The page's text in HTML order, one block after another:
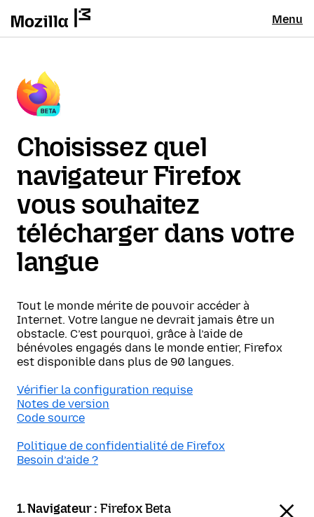
Menu
Choisissez quel
navigateur Firefox
vous souhaitez
télécharger dans votre
langue
Tout le monde mérite de pouvoir accéder à
Internet. Votre langue ne devrait jamais être un
obstacle. C’est pourquoi, grâce à l’aide de
bénévoles engagés dans le monde entier, Firefox
est disponible dans plus de 90 langues.
Vérifier la configuration requise
Notes de version
Code source
Politique de confidentialité de Firefox
Besoin d’aide ?
1. Navigateur :Firefox Beta